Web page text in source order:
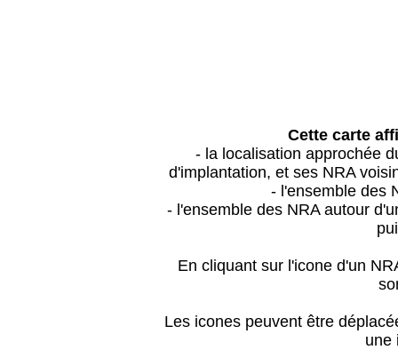
Cette carte
- la localisation approchée
d'implantation, et ses NRA
- l'ensemble des
- l'ensemble des NRA autour
En cliquant sur l'icone d'un
Les icones peuvent être
une